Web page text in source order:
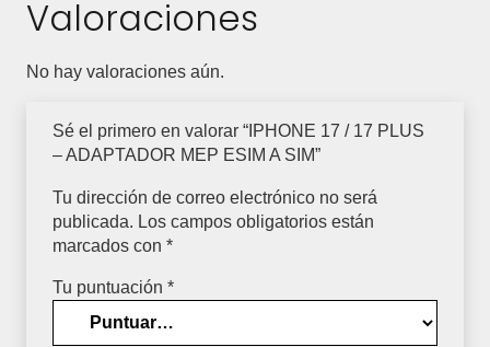
SIM
cantidad
Valoraciones
No hay valoraciones aún.
Sé el primero en valorar “IPHONE 17 / 17 PLUS
– ADAPTADOR MEP ESIM A SIM”
Tu dirección de correo electrónico no será
publicada. Los campos obligatorios están
marcados con *
Tu puntuación *